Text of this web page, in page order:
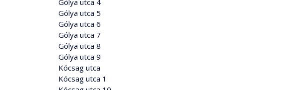
Gólya utca 5
Gólya utca 6
Gólya utca 7
Gólya utca 8
Gólya utca 9
Kócsag utca
Kócsag utca 1